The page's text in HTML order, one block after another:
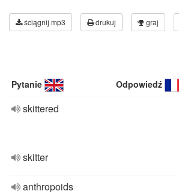
ściągnij mp3 drukuj graj
Pytanie Odpowiedź
skittered
skitter
anthropoids